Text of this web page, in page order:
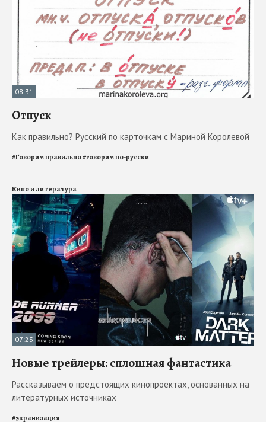
08:31
Отпуск
Как правильно? Русский по карточкам с Мариной Королевой
#Говорим правильно#говорим по-русски
Кино и литература
07:23
Новые трейлеры: сплошная фантастика
Рассказываем о предстоящих кинопроектах, основанных на
литературных источниках
#экранизация